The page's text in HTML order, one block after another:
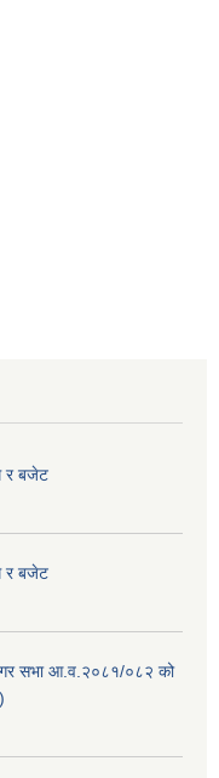
र बजेट
र बजेट
सभा आ.व.२०८१/०८२ को